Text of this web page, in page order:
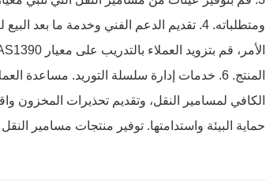
المنتج. 6. خدمات إدارة سلسلة التوريد.
حماية البيئة واستدامتها. توفير منتجات مسامير